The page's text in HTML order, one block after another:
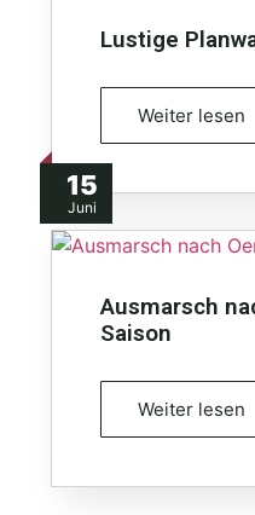
Lustige
Weiter lesen
15
Juni
Ausmarsch
Saison
Weiter lesen